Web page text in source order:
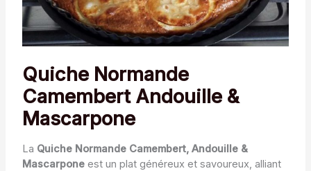
Quiche Normande
Camembert Andouille &
Mascarpone
La Quiche Normande Camembert, Andouille &
Mascarponeest un plat généreux et savoureux, alliant